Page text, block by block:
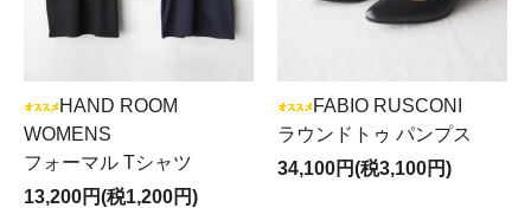
HAND ROOM
WOMENS
フォーマル Tシャツ
13,200円(税1,200円)
FABIO RUSCONI
ラウンドトゥ パンプス
34,100円(税3,100円)